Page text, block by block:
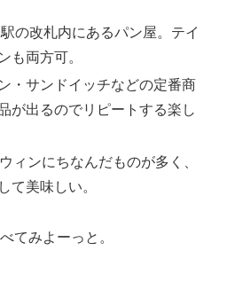
の改札内にあるパン屋。テイ
も両方可。
・サンドイッチなどの定番商
が出るのでリピートする楽し
ィンにちなんだものが多く、
て美味しい。
てみよーっと。